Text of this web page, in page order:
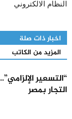
النظام الالكتروني
اخبار ذات صلة
المزيد من الكاتب
“التسعير
التجار بمصر